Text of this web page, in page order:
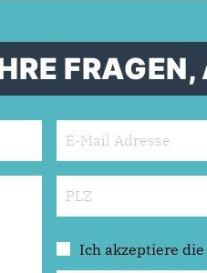
Ich akzeptiere die